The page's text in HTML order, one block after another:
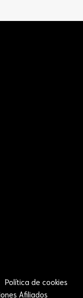
Política de cookies
Afiliados